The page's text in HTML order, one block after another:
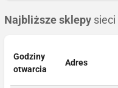
Najbliższe sklepy sieci
Godziny
otwarcia
Adres